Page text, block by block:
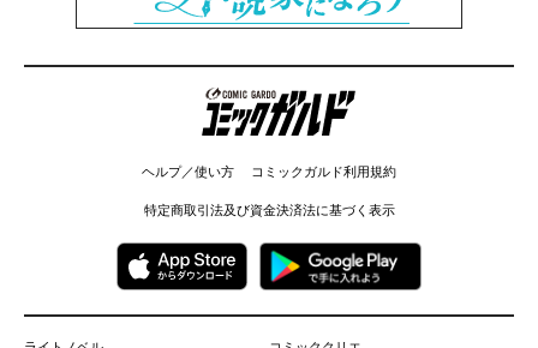
コミックガルド
ヘルプ／使い方 コミックガルド利用規約
特定商取引法及び資金決済法に基づく表示